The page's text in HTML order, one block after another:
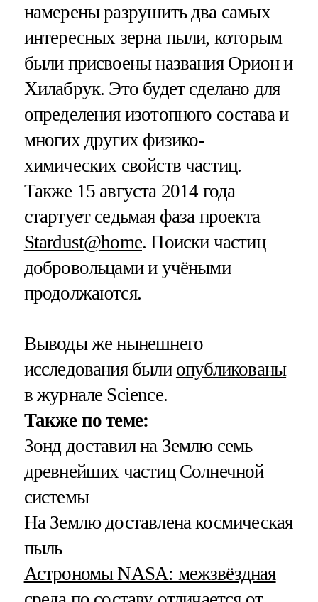
намерены разрушить два самых
интересных зерна пыли, которым
были присвоены названия Орион и
Хилабрук. Это будет сделано для
определения изотопного состава и
многих других физико-
химических свойств частиц.
Также 15 августа 2014 года
стартует седьмая фаза проекта
Stardust@home. Поиски частиц
добровольцами и учёными
продолжаются.
Выводы же нынешнего
исследования были опубликованы
в журнале Science.
Также по теме:
Зонд доставил на Землю семь
древнейших частиц Солнечной
системы
На Землю доставлена космическая
пыль
Астрономы NASA: межзвёздная